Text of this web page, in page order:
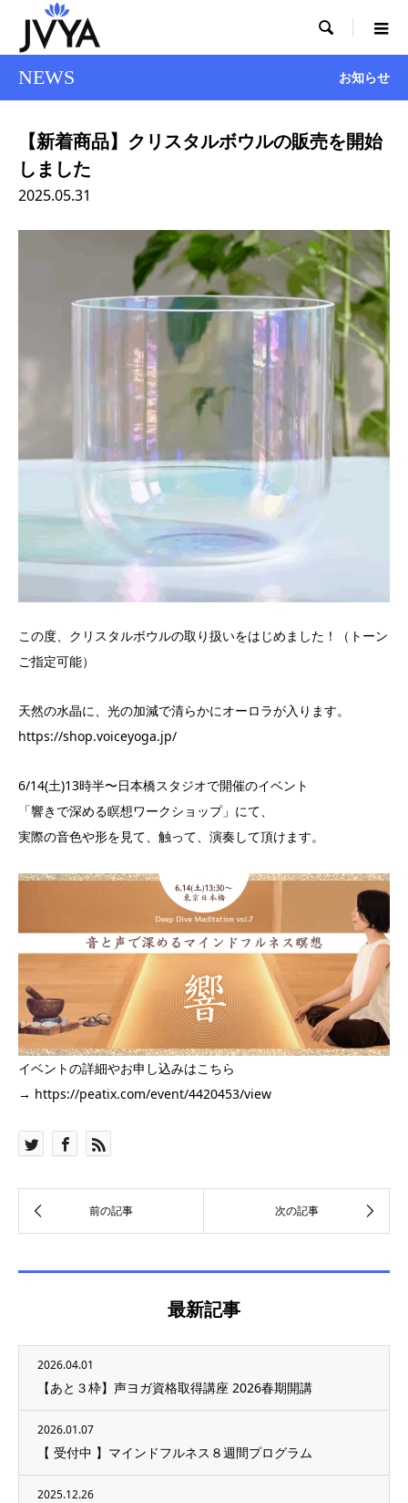

NEWS お知らせ
【新着商品】クリスタルボウルの販売を開始
しました
2025.05.31
この度、クリスタルボウルの取り扱いをはじめました！（トーン
ご指定可能）
天然の水晶に、光の加減で清らかにオーロラが入ります。
https://shop.voiceyoga.jp/
6/14(土)13時半〜日本橋スタジオで開催のイベント
「響きで深める瞑想ワークショップ」にて、
実際の音色や形を見て、触って、演奏して頂けます。
イベントの詳細やお申し込みはこちら
→ https://peatix.com/event/4420453/view
最新記事
2026.04.01
【あと３枠】声ヨガ資格取得講座 2026春期開講
2026.01.07
【 受付中 】マインドフルネス８週間プログラム
2025.12.26